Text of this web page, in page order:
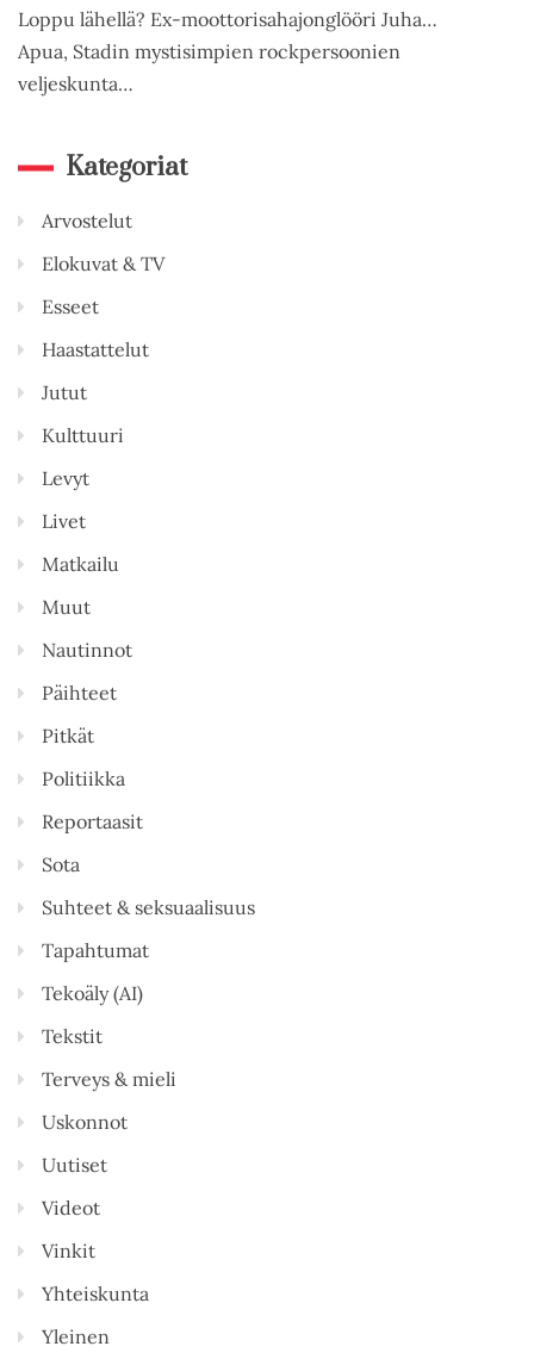
Loppu lähellä? Ex-moottorisahajonglööri Juha…
Apua, Stadin mystisimpien rockpersoonien
veljeskunta…
Kategoriat
Arvostelut
Elokuvat & TV
Esseet
Haastattelut
Jutut
Kulttuuri
Levyt
Livet
Matkailu
Muut
Nautinnot
Päihteet
Pitkät
Politiikka
Reportaasit
Sota
Suhteet & seksuaalisuus
Tapahtumat
Tekoäly (AI)
Tekstit
Terveys & mieli
Uskonnot
Uutiset
Videot
Vinkit
Yhteiskunta
Yleinen